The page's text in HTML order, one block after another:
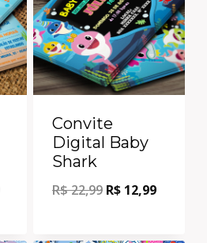
Convite
Digital Baby
Shark
R$22,99 R$ 12,99